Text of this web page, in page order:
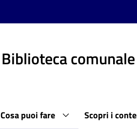
Biblioteca
Cosa puoi fare Scopri i